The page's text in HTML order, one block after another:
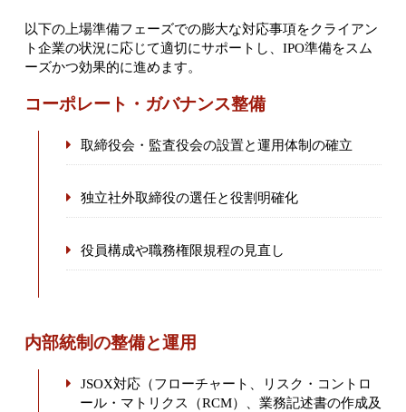
以下の上場準備フェーズでの膨大な対応事項をクライアン
ト企業の状況に応じて適切にサポートし、IPO準備をスム
ーズかつ効果的に進めます。
コーポレート・ガバナンス整備
取締役会・監査役会の設置と運用体制の確立
独立社外取締役の選任と役割明確化
役員構成や職務権限規程の見直し
内部統制の整備と運用
JSOX対応（フローチャート、リスク・コントロ
ール・マトリクス（RCM）、業務記述書の作成及